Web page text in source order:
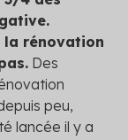
la rénovation
Des
peu,
lancée il y a